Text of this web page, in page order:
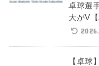
卓球選
大がV【
【卓球